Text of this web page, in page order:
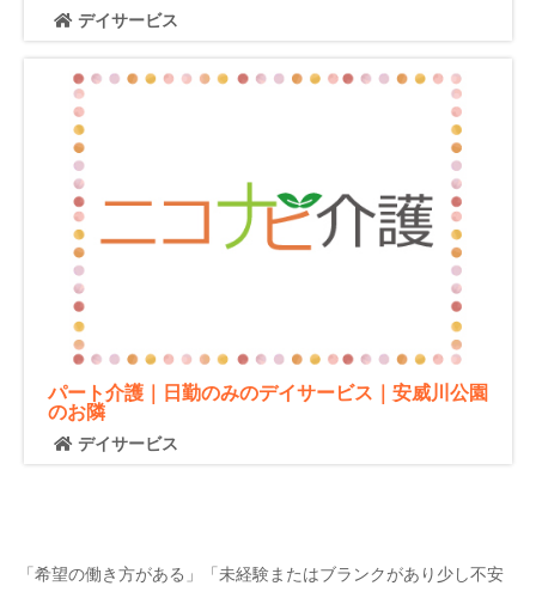
デイサービス
パート介護｜日勤のみのデイサービス｜安威川公園
のお隣
デイサービス
「希望の働き方がある」「未経験またはブランクがあり少し不安